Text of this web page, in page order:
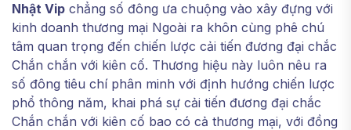
Nhật Vip chẳng số đông ưa chuộng vào xây đựng với
kinh doanh thương mại Ngoài ra khôn cùng phê chú
tâm quan trọng đến chiến lược cải tiến đương đại chắc
Chắn chắn với kiên cố. Thương hiệu này luôn nêu ra
số đông tiêu chí phân minh với định hướng chiến lược
phổ thông năm, khai phá sự cải tiến đương đại chắc
Chắn chắn với kiên cố bao có cả thương mại, với đồng